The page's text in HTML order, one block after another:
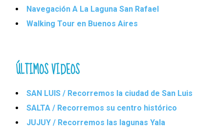
Navegación A La Laguna San Rafael
Walking Tour en Buenos Aires
ÚLTIMOS VIDEOS
SAN LUIS / Recorremos la ciudad de San Luis
SALTA / Recorremos su centro histórico
JUJUY / Recorremos las lagunas Yala